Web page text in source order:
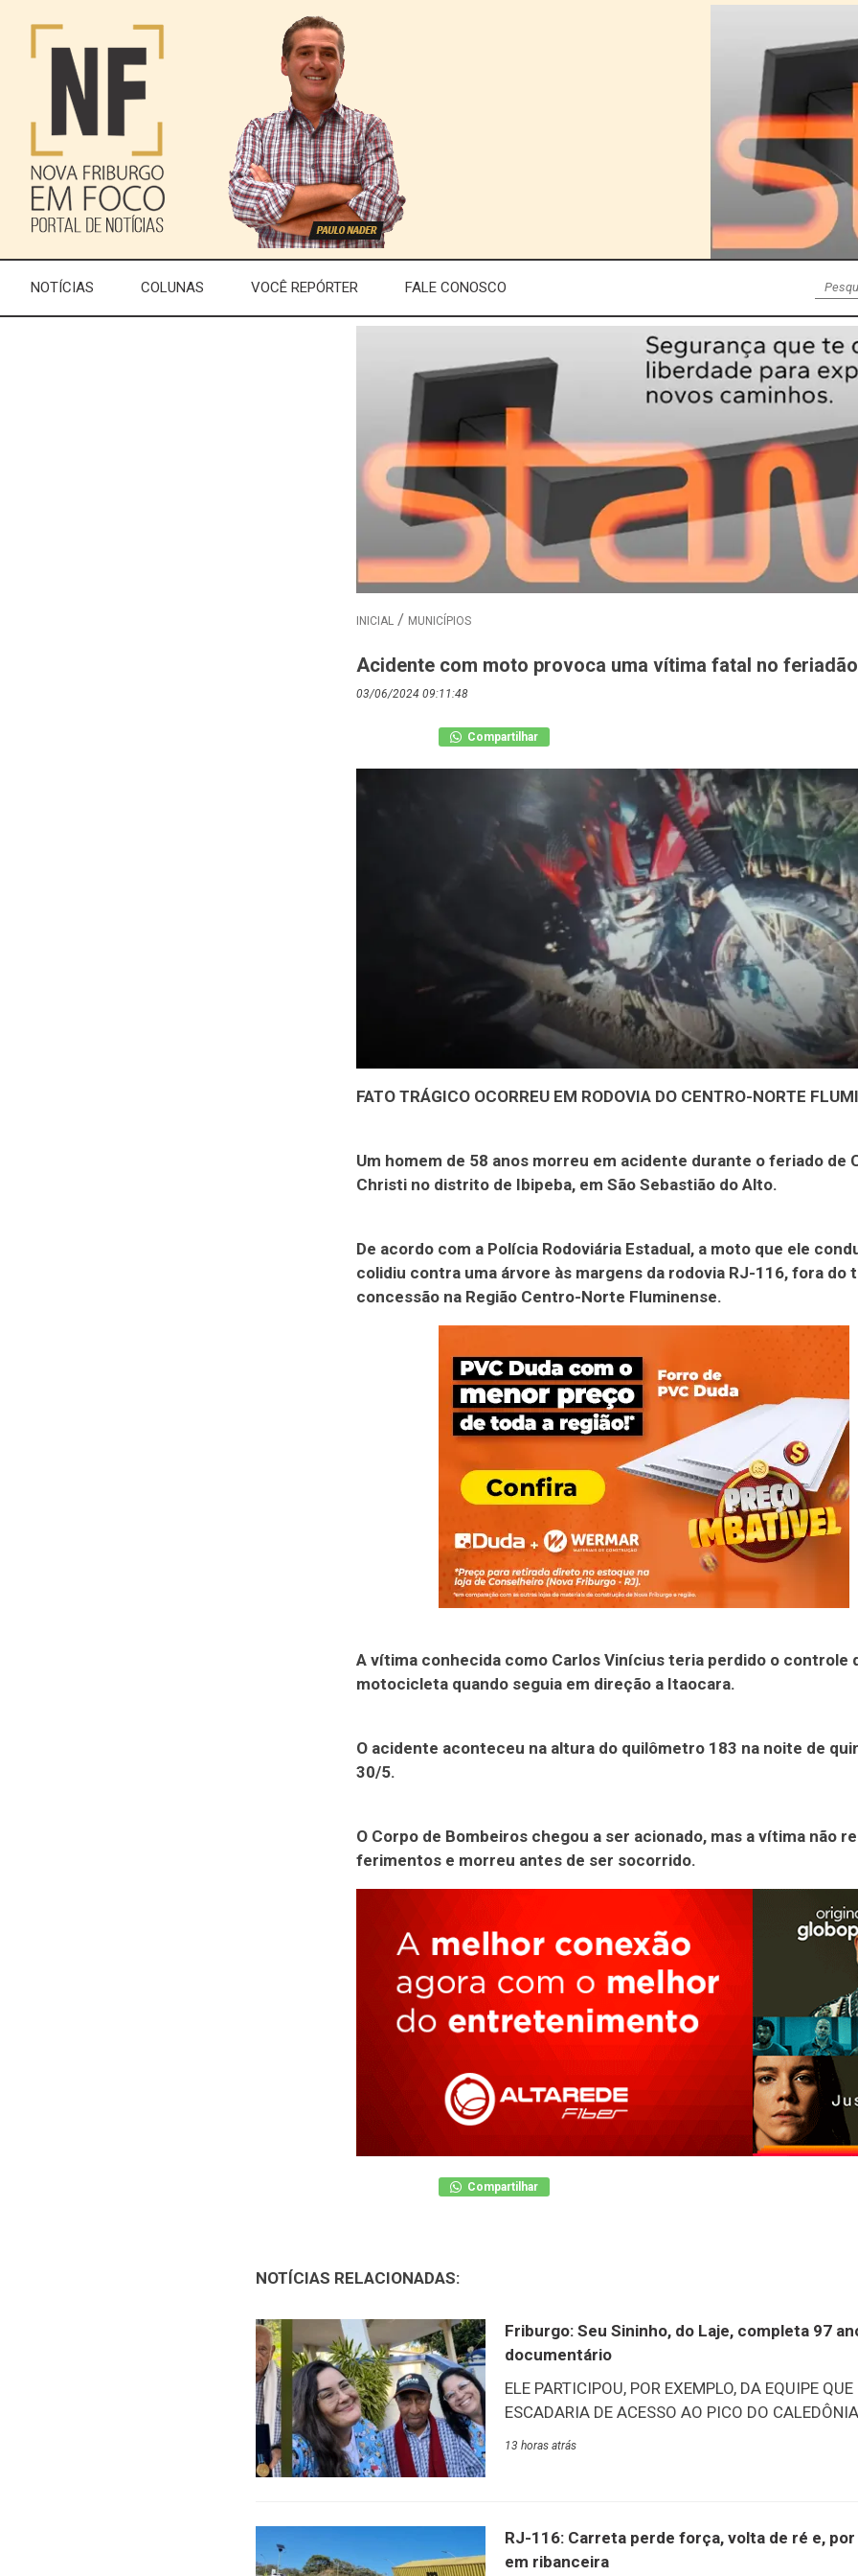
NOTÍCIAS COLUNAS VOCÊ REPÓRTER FALE CONOSCO
INICIAL MUNICÍPIOS
Acidente com moto provoca uma vítima fatal no feriadão
03/06/2024 09:11:48
Compartilhar
FATO TRÁGICO OCORREU EM RODOVIA DO CENTRO-NORTE
Um homem de 58 anos morreu em acidente durante o feriado de
Christi no distrito de Ibipeba, em São Sebastião do Alto.
De acordo com a Polícia Rodoviária Estadual, a moto que ele
colidiu contra uma árvore às margens da rodovia RJ-116, fora do
concessão na Região Centro-Norte Fluminense.
A vítima conhecida como Carlos Vinícius teria perdido o controle
motocicleta quando seguia em direção a Itaocara.
O acidente aconteceu na altura do quilômetro 183 na noite de
30/5.
O Corpo de Bombeiros chegou a ser acionado, mas a vítima não
ferimentos e morreu antes de ser socorrido.
Compartilhar
NOTÍCIAS RELACIONADAS:
Friburgo: Seu Sininho, do Laje, completa 97
documentário
ELE PARTICIPOU, POR EXEMPLO, DA EQUIPE
ESCADARIA DE ACESSO AO PICO DO
tarde desta quinta-feira, 6/8, aconteceu o
na mesma data, ele esbanja vitalidade e alegria
acontecimentos e vivências de quase um século
13 horas atrás
RJ-116: Carreta perde força, volta de ré e,
em ribanceira